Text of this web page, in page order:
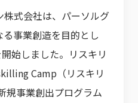
式会社は、パーソルグ
事業創造を目的とし
始しました。リスキリ
Camp（リスキリ
規事業創出プログラム